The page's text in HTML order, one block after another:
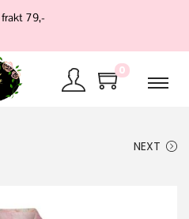
frakt 79,-
0
NEXT